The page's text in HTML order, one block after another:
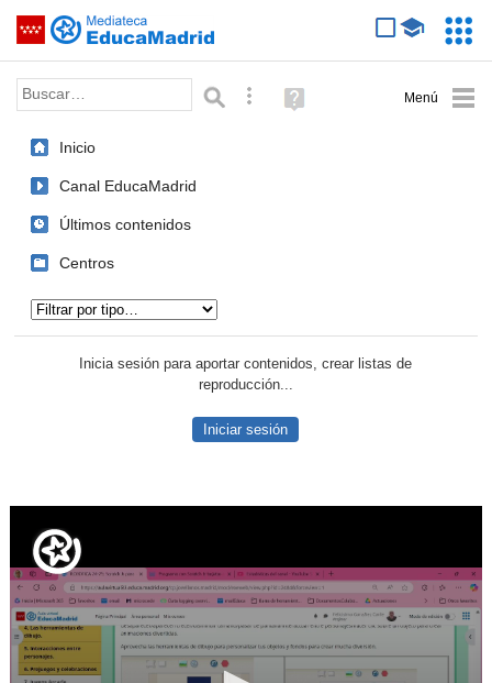
Saltar navegación
Palabra o frase: Búsqueda avanzada
Ayuda
(en
Inicio
Canal EducaMadrid
Últimos contenidos
Centros
Inicia sesión para aportar contenidos, crear listas de
reproducción...
Iniciar sesión